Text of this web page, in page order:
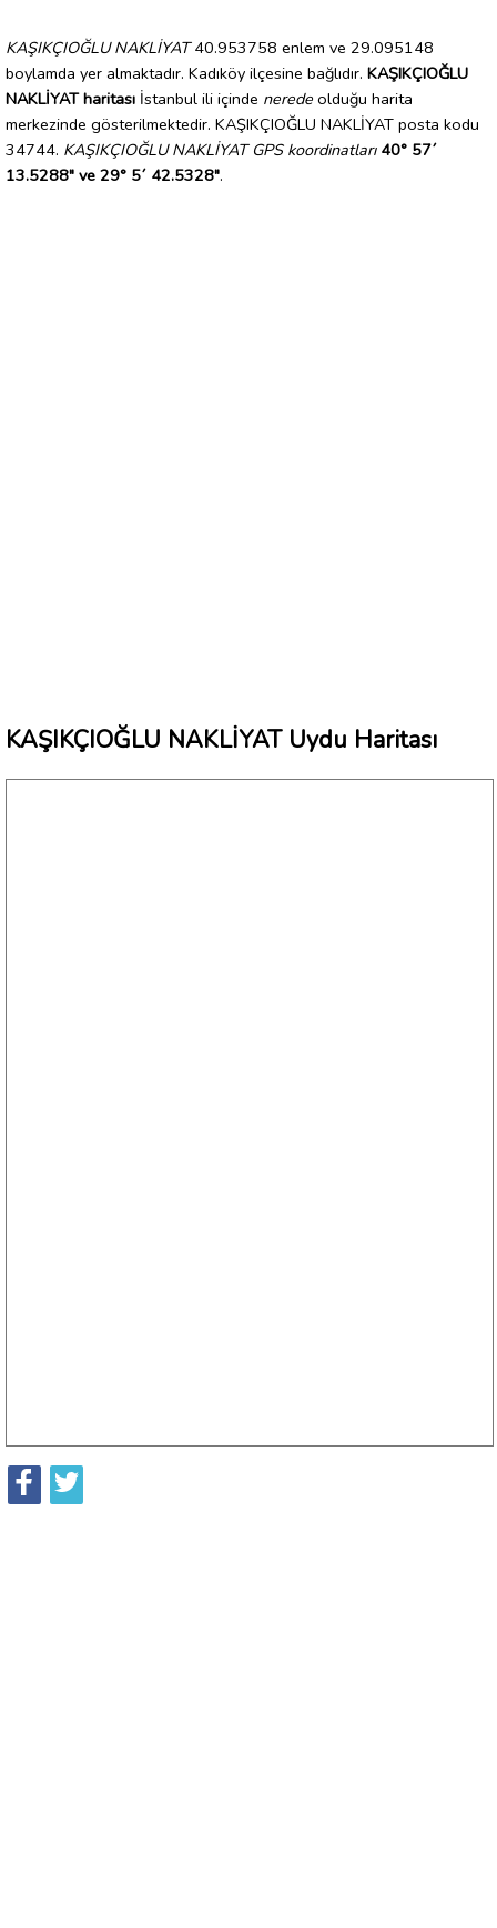
KAŞIKÇIOĞLU NAKLİYAT40.953758 enlem ve 29.095148
boylamda yer almaktadır. Kadıköy ilçesine bağlıdır. KAŞIKÇIOĞLU
NAKLİYAT haritası İstanbul ili içinde nerede olduğu harita
merkezinde gösterilmektedir. KAŞIKÇIOĞLU NAKLİYAT posta kodu
34744. KAŞIKÇIOĞLU NAKLİYAT GPS koordinatları 40° 57´
13.5288" ve 29° 5´ 42.5328".
KAŞIKÇIOĞLU NAKLİYAT Uydu Haritası